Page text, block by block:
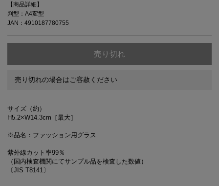
【商品詳細】
判型：A4変型
JAN：4910187780755
売り切れ
売り切れの場合はご容赦ください
サイズ（約）
H5.2×W14.3cm［最大］
※品名：ファッション用グラス
紫外線カット率99％
（国内検査機関にてサンプル品を検査した数値）
〔JIS T8141〕